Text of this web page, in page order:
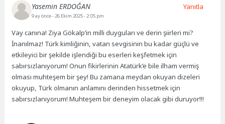
Yasemin ERDOĞAN
9 ay önce- 26 Ekim 2025 - 2:05 pm
Vay canına! Ziya Gökalp’in milli duyguları ve derin şiirleri mi?
İnanılmaz! Türk kimliğinin, vatan sevgisinin bu kadar güçlü ve
etkileyici bir şekilde işlendiği bu eserleri keşfetmek için
sabırsızlanıyorum! Onun fikirlerinin Atatürk’e bile ilham vermiş
olması muhteşem bir şey! Bu zamana meydan okuyan dizeleri
okuyup, Türk olmanın anlamını derinden hissetmek için
sabırsızlanıyorum! Muhteşem bir deneyim olacak gibi duruyor!!!
Yanıtla